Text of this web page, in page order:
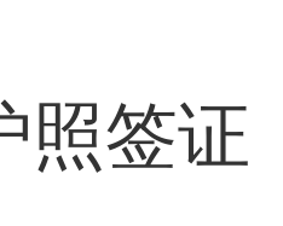
照签证